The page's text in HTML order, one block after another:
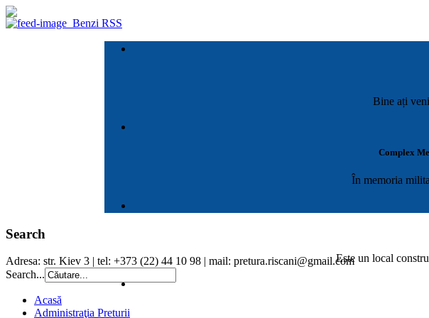
Benzi RSS
Bine ați
Complex
În memoria
Este un local
Search
Adresa: str. Kiev 3 | tel: +373 (22) 44 10 98 | mail: pretura.riscani@gmail.com
Search...
Acasă
Administraţia Preturii